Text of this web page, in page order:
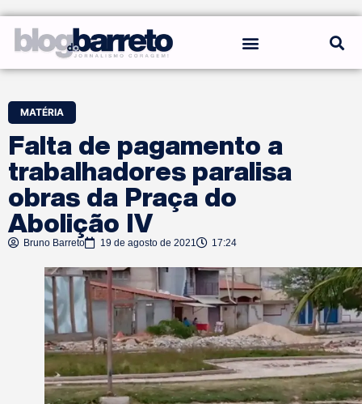
MATÉRIA
Falta de pagamento a
trabalhadores paralisa
obras da Praça do
Abolição IV
Bruno Barreto 19 de agosto de 2021 17:24